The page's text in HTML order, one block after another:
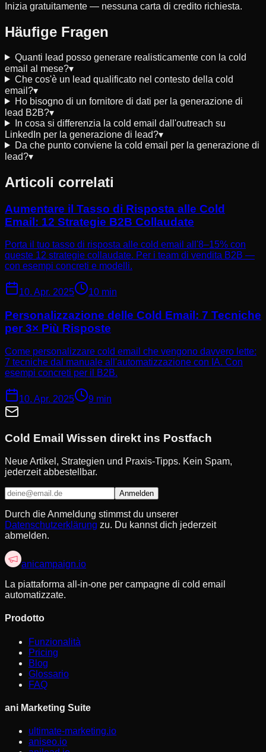
Inizia gratuitamente — nessuna carta di credito richiesta.
Häufige Fragen
Quanti lead posso generare realisticamente con la cold
email al mese?▾
Che cos'è un lead qualificato nel contesto della cold
email?▾
Ho bisogno di un fornitore di dati per la generazione di
lead B2B?▾
In cosa si differenzia la cold email dall'outreach su
LinkedIn per la generazione di lead?▾
Da che punto conviene la cold email per la generazione di
lead?▾
Articoli correlati
Aumentare il Tasso di Risposta alle Cold
Email: 12 Strategie B2B Collaudate
Porta il tuo tasso di risposta alle cold email all'8–15% con
queste 12 strategie collaudate. Per i team di vendita B2B —
con esempi concreti e modelli.
10. Apr. 2025 10 min
Personalizzazione delle Cold Email: 7 Tecniche
per 3× Più Risposte
Come personalizzare cold email che vengono davvero lette:
7 tecniche dal manuale all'automatizzazione con IA. Con
esempi concreti per il B2B.
10. Apr. 2025 9 min
Cold Email Wissen direkt ins Postfach
Neue Artikel, Strategien und Praxis-Tipps. Kein Spam,
jederzeit abbestellbar.
Anmelden
Durch die Anmeldung stimmst du unserer
Datenschutzerklärung zu. Du kannst dich jederzeit
abmelden.
anicampaign.io
La piattaforma all-in-one per campagne di cold email
automatizzate.
Prodotto
Funzionalità
Pricing
Blog
Glossario
FAQ
ani Marketing Suite
ultimate-marketing.io
aniseo.io